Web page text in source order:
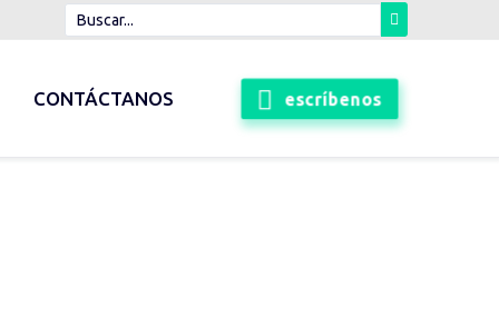
CONTÁCTANOS escríbenos